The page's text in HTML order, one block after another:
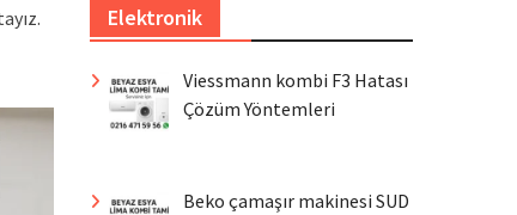
Elektronik
Viessmann kombi F3 Hatası
Çözüm Yöntemleri
Beko çamaşır makinesi SUD